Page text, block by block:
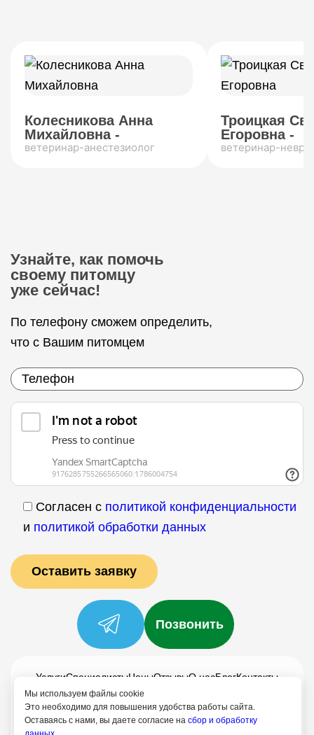
Колесникова Анна
Михайловна -
ветеринар-анестезиолог
Троицкая
Егоровна -
ветеринар-
Узнайте, как помочь
своему питомцу
уже сейчас!
По телефону сможем определить,
что с Вашим питомцем
Согласен с политикой конфиденциальности
и политикой обработки данных
Мы используем файлы cookie
Это необходимо для повышения удобства работы сайта.
Оставаясь с нами, вы даете согласие на сбор и обработку
Позвонить
УслугиСпециалистыЦеныОтзывыО насБлогКонтакты
Политика конфиденциальности
Согласие на обработку